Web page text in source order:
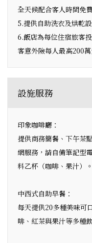
全天候配合客人時間免
5.提供自助洗衣及烘乾設
6.飯店為每位住宿旅客
客意外險每人最高200萬
設施服務
印象咖啡廳：
提供商務簡餐、下午茶
網服務，請自備筆記型
料乙杯（咖啡、果汁）。
中西式自助早餐：
每天提供20多種美味可
啡、紅茶與果汁等多種